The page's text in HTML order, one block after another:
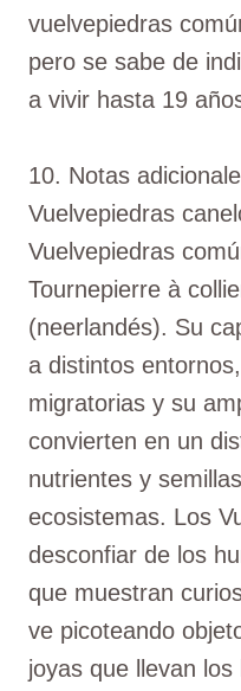
vuelvepiedras
pero se sabe de
a vivir hasta 19
10. Notas
Vuelvepiedras
Vuelvepiedras
Tournepierre à
(neerlandés). Su
a distintos
migratorias y su
convierten en un
nutrientes y
ecosistemas. Los
desconfiar de los
que muestran
ve picoteando
joyas que llevan